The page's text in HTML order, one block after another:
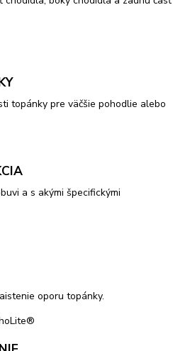
topánky pre väčšie pohodlie alebo
a s akými špecifickými
oporu topánky.